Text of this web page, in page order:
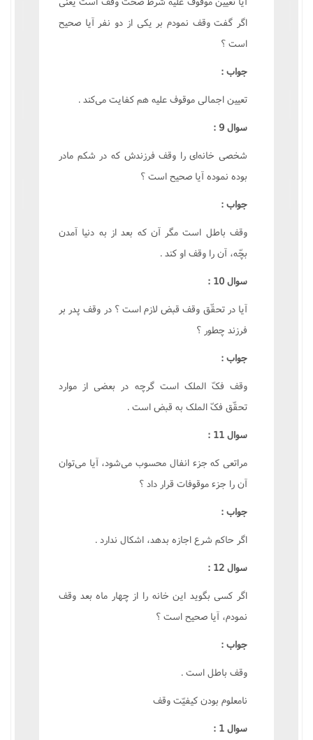
اگر گفت وقف نمودم بر يکى از دو نفر آيا صحيح
است ؟
جواب :
تعيين اجمالى موقوف عليه هم کفايت مى‌کند .
سوال 9 :
شخصى خانه‌اى را وقف فرزندش که در شکم مادر
بوده نموده آيا صحيح است ؟
جواب :
وقف باطل است مگر آن که بعد از به دنيا آمدن
بچّه، آن را وقف او کند .
سوال 10 :
آيا در تحقّق وقف قبض لازم است ؟ در وقف پدر بر
فرزند چطور ؟
جواب :
وقف فکّ الملک است گرچه در بعضى از موارد
تحقّق فکّ الملک به قبض است .
سوال 11 :
مراتعى که جزء انفال محسوب مى‌شود، آيا مى‌توان
آن را جزء موقوفات قرار داد ؟
جواب :
اگر حاکم شرع اجازه بدهد، اشکال ندارد .
سوال 12 :
اگر کسى بگويد اين خانه را از چهار ماه بعد وقف
نمودم، آيا صحيح است ؟
جواب :
وقف باطل است .
نامعلوم بودن کيفيّت وقف
سوال 1 :